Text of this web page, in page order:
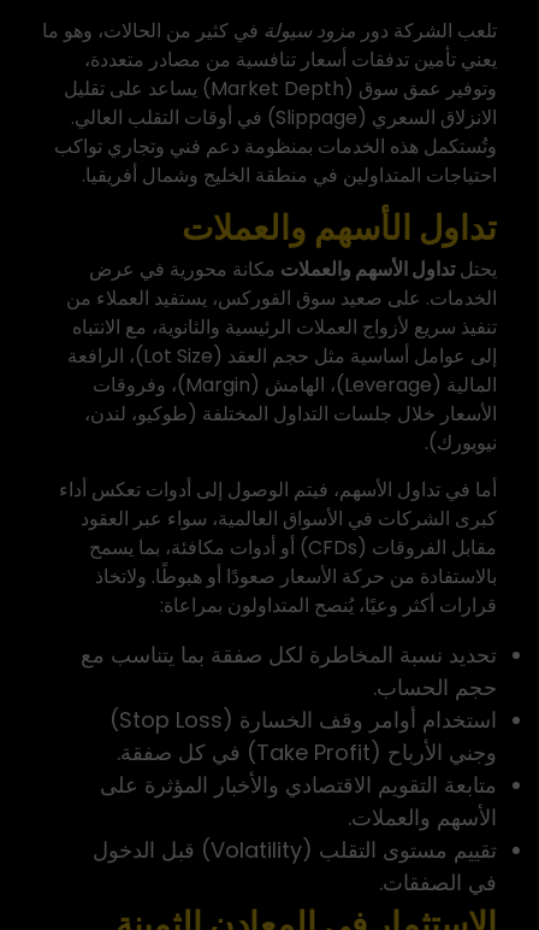
تلعب الشركة دور مزود سيولة في كثير من الحالات، وهو ما
يعني تأمين تدفقات أسعار تنافسية من مصادر متعددة،
وتوفير عمق سوق (Market Depth) يساعد على تقليل
الانزلاق السعري (Slippage) في أوقات التقلب العالي.
وتُستكمل هذه الخدمات بمنظومة دعم فني وتجاري تواكب
احتياجات المتداولين في منطقة الخليج وشمال أفريقيا.
تداول الأسهم والعملات
يحتلتداول الأسهم والعملات مكانة محورية في عرض
الخدمات. على صعيد سوق الفوركس، يستفيد العملاء من
تنفيذ سريع لأزواج العملات الرئيسية والثانوية، مع الانتباه
إلى عوامل أساسية مثل حجم العقد (Lot Size)، الرافعة
المالية (Leverage)، الهامش (Margin)، وفروقات
الأسعار خلال جلسات التداول المختلفة (طوكيو، لندن،
نيويورك).
أما في تداول الأسهم، فيتم الوصول إلى أدوات تعكس أداء
كبرى الشركات في الأسواق العالمية، سواء عبر العقود
مقابل الفروقات (CFDs) أو أدوات مكافئة، بما يسمح
بالاستفادة من حركة الأسعار صعودًا أو هبوطًا. ولاتخاذ
قرارات أكثر وعيًا، يُنصح المتداولون بمراعاة:
تحديد نسبة المخاطرة لكل صفقة بما يتناسب مع
حجم الحساب.
استخدام أوامر وقف الخسارة (Stop Loss)
وجني الأرباح (Take Profit) في كل صفقة.
متابعة التقويم الاقتصادي والأخبار المؤثرة على
الأسهم والعملات.
تقييم مستوى التقلب (Volatility) قبل الدخول
في الصفقات.